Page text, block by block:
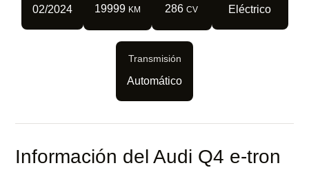
02/2024 19999 KM 286 CV Eléctrico
Transmisión
Automático
Información del Audi Q4 e-tron